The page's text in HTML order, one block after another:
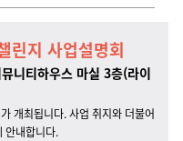
린지 사업설명회
니티하우스 마실 3층(라이
개최됩니다. 사업 취지와 더불어
안내합니다.